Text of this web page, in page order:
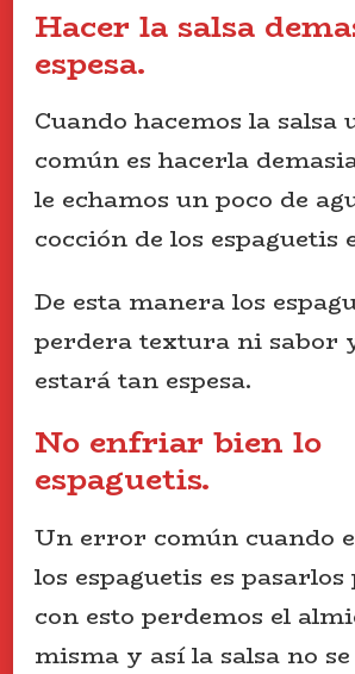
Hacer la salsa
espesa.
Cuando hacemos la
común es hacerla
le echamos un poco de
cocción de los espaguetis
De esta manera los
perdera textura ni sabor
estará tan espesa.
No enfriar bien lo
espaguetis.
Un error común cuando
los espaguetis es pasarlos
con esto perdemos el
misma y así la salsa no se